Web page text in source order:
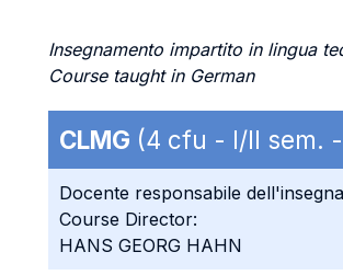
Insegnamento impartito in lingua
Course taught in German
CLMG (4 cfu - I/II sem. -
Docente responsabile
Course Director:
HANS GEORG HAHN